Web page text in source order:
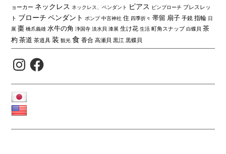
ョーカー ネックレス ネックレス、ペンダント ピアス ピンブローチ ブレスレッ
ト ブローチ ペンダント ポンプ 中言神社 住 四季折々 帯留 扇子 手鏡 指輪 日
展 棗 橋爪義雄 水牛の角 浄国寺 淡水貝 漆展 生け花 生活 町角スナップ 白蝶貝 茶
杓 茶道 茶道具 装 観光 食 香合 高瀬貝 黒江 黒蝶貝
InstagramFacebook